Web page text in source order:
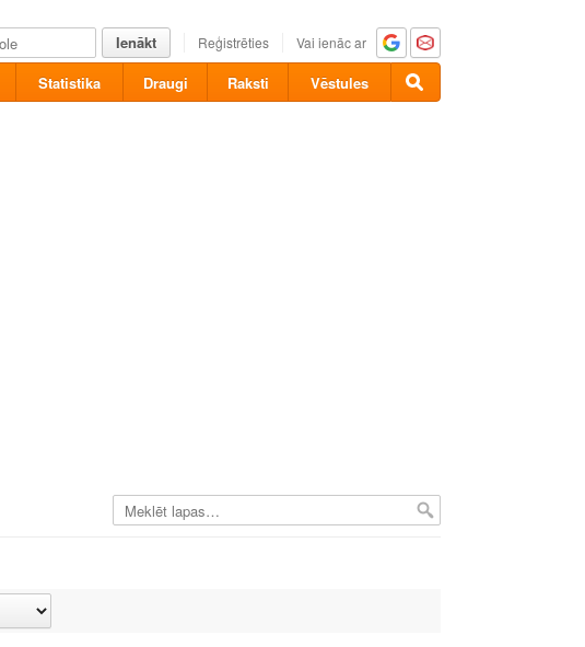
Ienākt Reģistrēties Vai ienāc ar
Statistika Draugi Raksti Vēstules